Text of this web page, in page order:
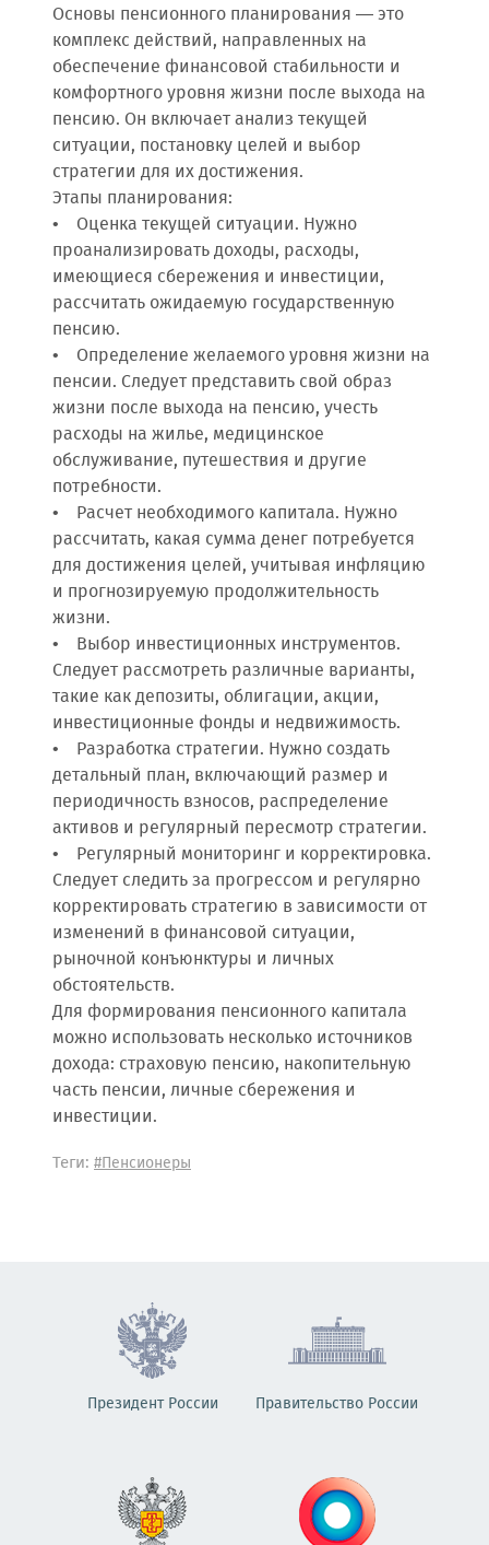
Основы пенсионного планирования — это
комплекс действий, направленных на
обеспечение финансовой стабильности и
комфортного уровня жизни после выхода на
пенсию. Он включает анализ текущей
ситуации, постановку целей и выбор
стратегии для их достижения.
Этапы планирования:
• Оценка текущей ситуации. Нужно
проанализировать доходы, расходы,
имеющиеся сбережения и инвестиции,
рассчитать ожидаемую государственную
пенсию.
• Определение желаемого уровня жизни на
пенсии. Следует представить свой образ
жизни после выхода на пенсию, учесть
расходы на жилье, медицинское
обслуживание, путешествия и другие
потребности.
• Расчет необходимого капитала. Нужно
рассчитать, какая сумма денег потребуется
для достижения целей, учитывая инфляцию
и прогнозируемую продолжительность
жизни.
• Выбор инвестиционных инструментов.
Следует рассмотреть различные варианты,
такие как депозиты, облигации, акции,
инвестиционные фонды и недвижимость.
• Разработка стратегии. Нужно создать
детальный план, включающий размер и
периодичность взносов, распределение
активов и регулярный пересмотр стратегии.
• Регулярный мониторинг и корректировка.
Следует следить за прогрессом и регулярно
корректировать стратегию в зависимости от
изменений в финансовой ситуации,
рыночной конъюнктуры и личных
обстоятельств.
Для формирования пенсионного капитала
можно использовать несколько источников
дохода: страховую пенсию, накопительную
часть пенсии, личные сбережения и
инвестиции.
Теги: #Пенсионеры
Президент России Правительство России